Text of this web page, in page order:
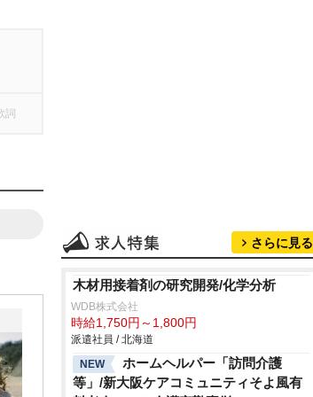
詞
さらに見る
木材用接着剤の研究開発/化学分析
WDB株式会社
時給1,750円～1,800円
派遣社員 / 北海道
NEW
ホームヘルパー「訪問介護
等」/新大阪ケアコミュニティそよ風有